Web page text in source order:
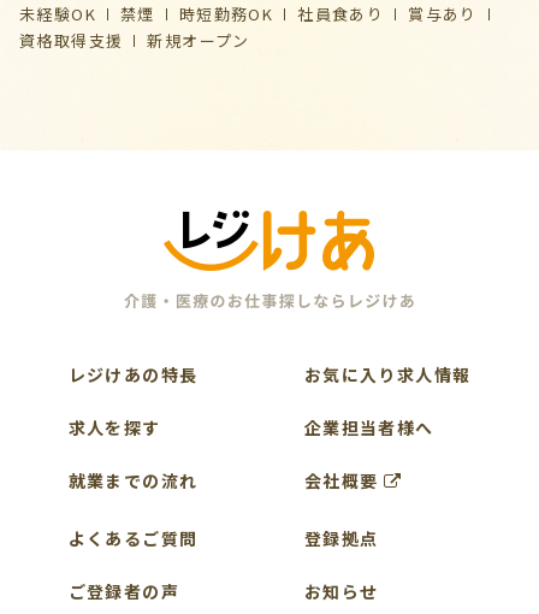
未経験OK
禁煙 時短勤務OK 社員食あり
賞与あり
資格取得支援
新規オープン
レジけあの特長
求人を探す
就業までの流れ
よくあるご質問
ご登録者の声
お気に入り求人情報
企業担当者様へ
会社概要
登録拠点
お知らせ